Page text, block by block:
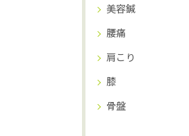
美容鍼
腰痛
肩こり
膝
骨盤